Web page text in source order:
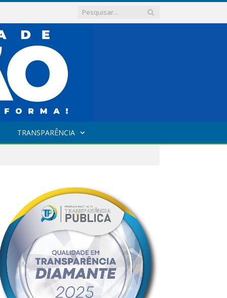
TRANSPARÊNCIA